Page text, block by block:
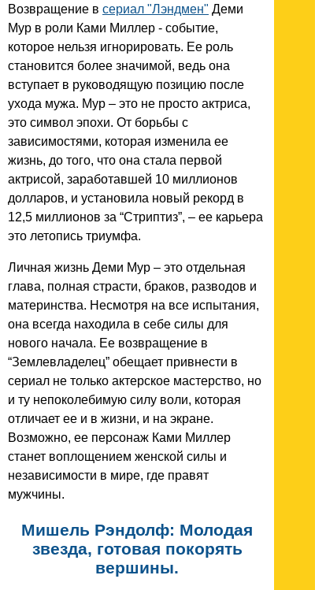
Возвращение в сериал "Лэндмен" Деми
Мур в роли Ками Миллер - событие,
которое нельзя игнорировать. Ее роль
становится более значимой, ведь она
вступает в руководящую позицию после
ухода мужа. Мур – это не просто актриса,
это символ эпохи. От борьбы с
зависимостями, которая изменила ее
жизнь, до того, что она стала первой
актрисой, заработавшей 10 миллионов
долларов, и установила новый рекорд в
12,5 миллионов за “Стриптиз”, – ее карьера
это летопись триумфа.
Личная жизнь Деми Мур – это отдельная
глава, полная страсти, браков, разводов и
материнства. Несмотря на все испытания,
она всегда находила в себе силы для
нового начала. Ее возвращение в
“Землевладелец” обещает привнести в
сериал не только актерское мастерство, но
и ту непоколебимую силу воли, которая
отличает ее и в жизни, и на экране.
Возможно, ее персонаж Ками Миллер
станет воплощением женской силы и
независимости в мире, где правят
мужчины.
Мишель Рэндолф: Молодая
звезда, готовая покорять
вершины.